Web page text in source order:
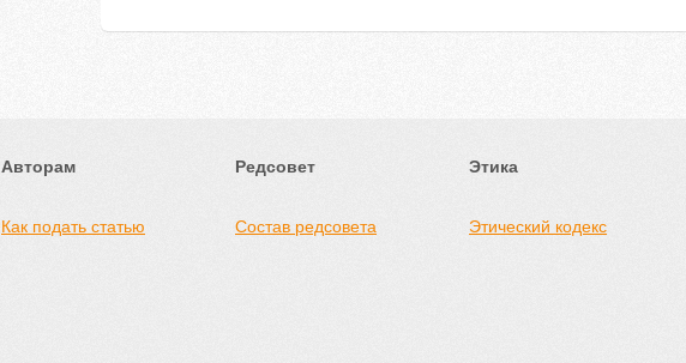
Авторам
Как подать статью
Редсовет
Состав редсовета
Этика
Этический кодекс